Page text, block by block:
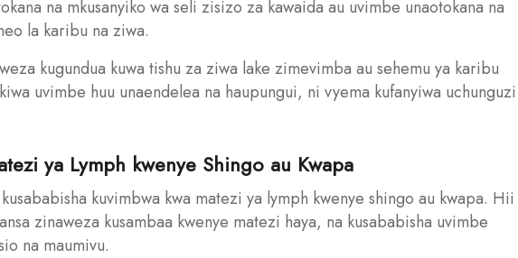
na mkusanyiko wa seli zisizo za kawaida au uvimbe unaotokana na
la karibu na ziwa.
kugundua kuwa tishu za ziwa lake zimevimba au sehemu ya karibu
uvimbe huu unaendelea na haupungui, ni vyema kufanyiwa uchunguzi
ya Lymph kwenye Shingo au Kwapa
kuvimbwa kwa matezi ya lymph kwenye shingo au kwapa. Hii
zinaweza kusambaa kwenye matezi haya, na kusababisha uvimbe
na maumivu.